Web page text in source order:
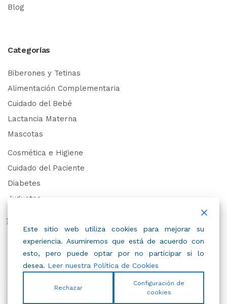
Blog
Categorías
Biberones y Tetinas
Alimentación Complementaria
Cuidado del Bebé
Lactancia Materna
Mascotas
Cosmética e Higiene
Cuidado del Paciente
Diabetes
Juguetes
Trabaja con Nosotros
Este sitio web utiliza cookies para mejorar su
experiencia. Asumiremos que está de acuerdo con
esto, pero puede optar por no participar si lo
desea. Leer nuestra Política de Cookies
Rechazar
Configuración de
cookies